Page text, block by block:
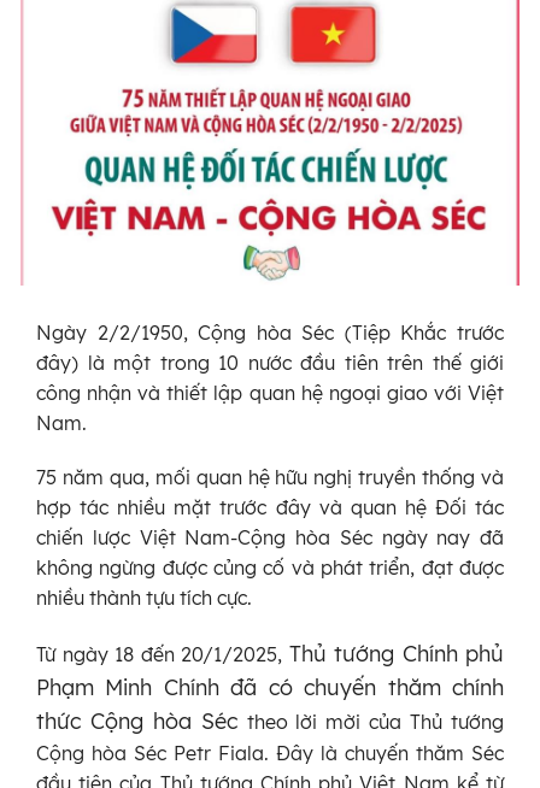
Ngày 2/2/1950, Cộng hòa Séc (Tiệp Khắc trước
đây) là một trong 10 nước đầu tiên trên thế giới
công nhận và thiết lập quan hệ ngoại giao với Việt
Nam.
75 năm qua, mối quan hệ hữu nghị truyền thống và
hợp tác nhiều mặt trước đây và quan hệ Đối tác
chiến lược Việt Nam-Cộng hòa Séc ngày nay đã
không ngừng được củng cố và phát triển, đạt được
nhiều thành tựu tích cực.
Từ ngày 18 đến 20/1/2025, Thủ tướng Chính phủ
Phạm Minh Chính đã có chuyến thăm chính
thức Cộng hòa Séc theo lời mời của Thủ tướng
Cộng hòa Séc Petr Fiala. Đây là chuyến thăm Séc